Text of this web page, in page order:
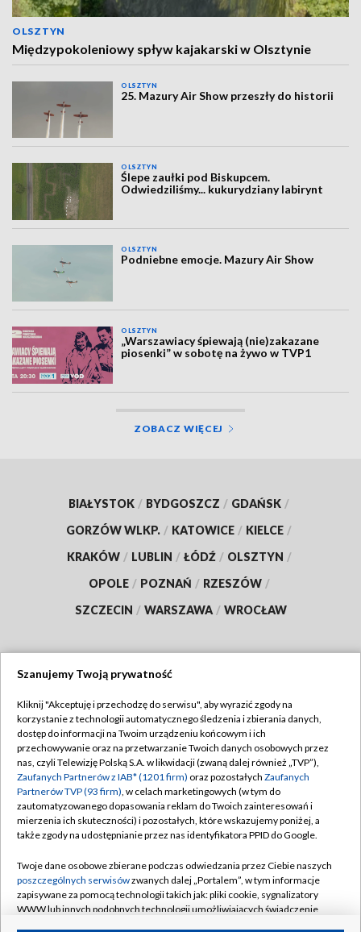
OLSZTYN
Międzypokoleniowy spływ kajakarski w Olsztynie
OLSZTYN
25. Mazury Air Show przeszły do historii
OLSZTYN
Ślepe zaułki pod Biskupcem.
Odwiedziliśmy... kukurydziany labirynt
OLSZTYN
Podniebne emocje. Mazury Air Show
OLSZTYN
„Warszawiacy śpiewają (nie)zakazane
piosenki” w sobotę na żywo w TVP1
ZOBACZ WIĘCEJ
BIAŁYSTOK / BYDGOSZCZ / GDAŃSK /
GORZÓW WLKP. / KATOWICE / KIELCE /
KRAKÓW / LUBLIN / ŁÓDŹ / OLSZTYN /
OPOLE / POZNAŃ / RZESZÓW /
SZCZECIN / WARSZAWA / WROCŁAW
TVP
Abonament TVP
Emisja w TVP
Centrum informacji TVP
Naziemna Telewizja Cyfrowa
Rada Programowa
System NOS
Regulamin TVP
Polityka prywatności
Moje zgody
Pomoc
Kontakt
Szanujemy Twoją prywatność
Kliknij "Akceptuję i przechodzę do serwisu", aby wyrazić zgody na
korzystanie z technologii automatycznego śledzenia i zbierania danych,
dostęp do informacji na Twoim urządzeniu końcowym i ich
przechowywanie oraz na przetwarzanie Twoich danych osobowych przez
nas, czyli Telewizję Polską S.A. w likwidacji (zwaną dalej również „TVP”),
Zaufanych Partnerów z IAB* (1201 firm) oraz pozostałych Zaufanych
Partnerów TVP (93 firm), w celach marketingowych (w tym do
zautomatyzowanego dopasowania reklam do Twoich zainteresowań i
mierzenia ich skuteczności) i pozostałych, które wskazujemy poniżej, a
także zgody na udostępnianie przez nas identyfikatora PPID do Google.
Twoje dane osobowe zbierane podczas odwiedzania przez Ciebie naszych
poszczególnych serwisówzwanych dalej „Portalem”, w tym informacje
zapisywane za pomocą technologii takich jak: pliki cookie, sygnalizatory
WWW lub innych podobnych technologii umożliwiających świadczenie